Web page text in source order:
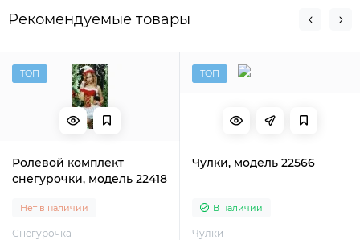
Рекомендуемые товары
ТОП
Ролевой комплект
снегурочки, модель 22418
Нет в наличии
Снегурочка
ТОП
Чулки, модель 22566
В наличии
Чулки